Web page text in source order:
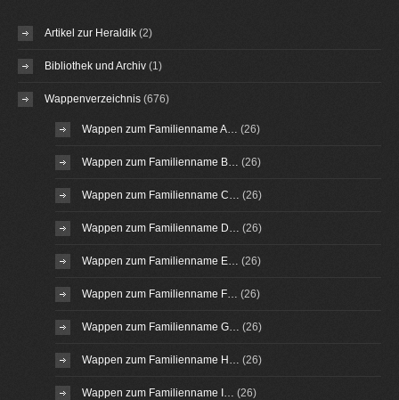
Artikel zur Heraldik (2)
Bibliothek und Archiv (1)
Wappenverzeichnis (676)
Wappen zum Familienname A… (26)
Wappen zum Familienname B… (26)
Wappen zum Familienname C… (26)
Wappen zum Familienname D… (26)
Wappen zum Familienname E… (26)
Wappen zum Familienname F… (26)
Wappen zum Familienname G… (26)
Wappen zum Familienname H… (26)
Wappen zum Familienname I… (26)